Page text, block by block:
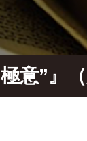
極意”』